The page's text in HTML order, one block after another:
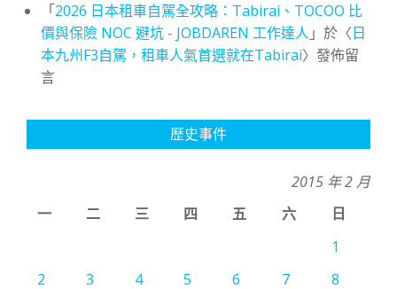
「2026 日本租車自駕全攻略：Tabirai、TOCOO 比
價與保險 NOC 避坑 - JOBDAREN 工作達人 」於〈日
本九州F3自駕，租車人氣首選就在Tabirai〉發佈留
言
歷史事件
2015 年 2 月
一
二 三 四 五 六
日
1
2
3 4 5 6 7
8